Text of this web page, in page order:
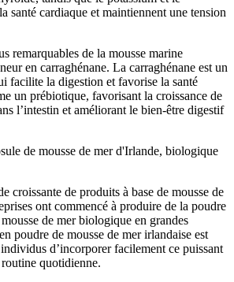
santé cardiaque et maintiennent une tension
remarquables de la mousse marine
en carraghénane. La carraghénane est un
facilite la digestion et favorise la santé
un prébiotique, favorisant la croissance de
l’intestin et améliorant le bien-être digestif
de mousse de mer d'Irlande, biologique
croissante de produits à base de mousse de
ont commencé à produire de la poudre
de mer biologique en grandes
poudre de mousse de mer irlandaise est
d’incorporer facilement ce puissant
quotidienne.